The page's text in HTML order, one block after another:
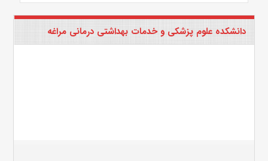
دانشکده علوم پزشکی و خدمات بهداشتی درمانی مراغه